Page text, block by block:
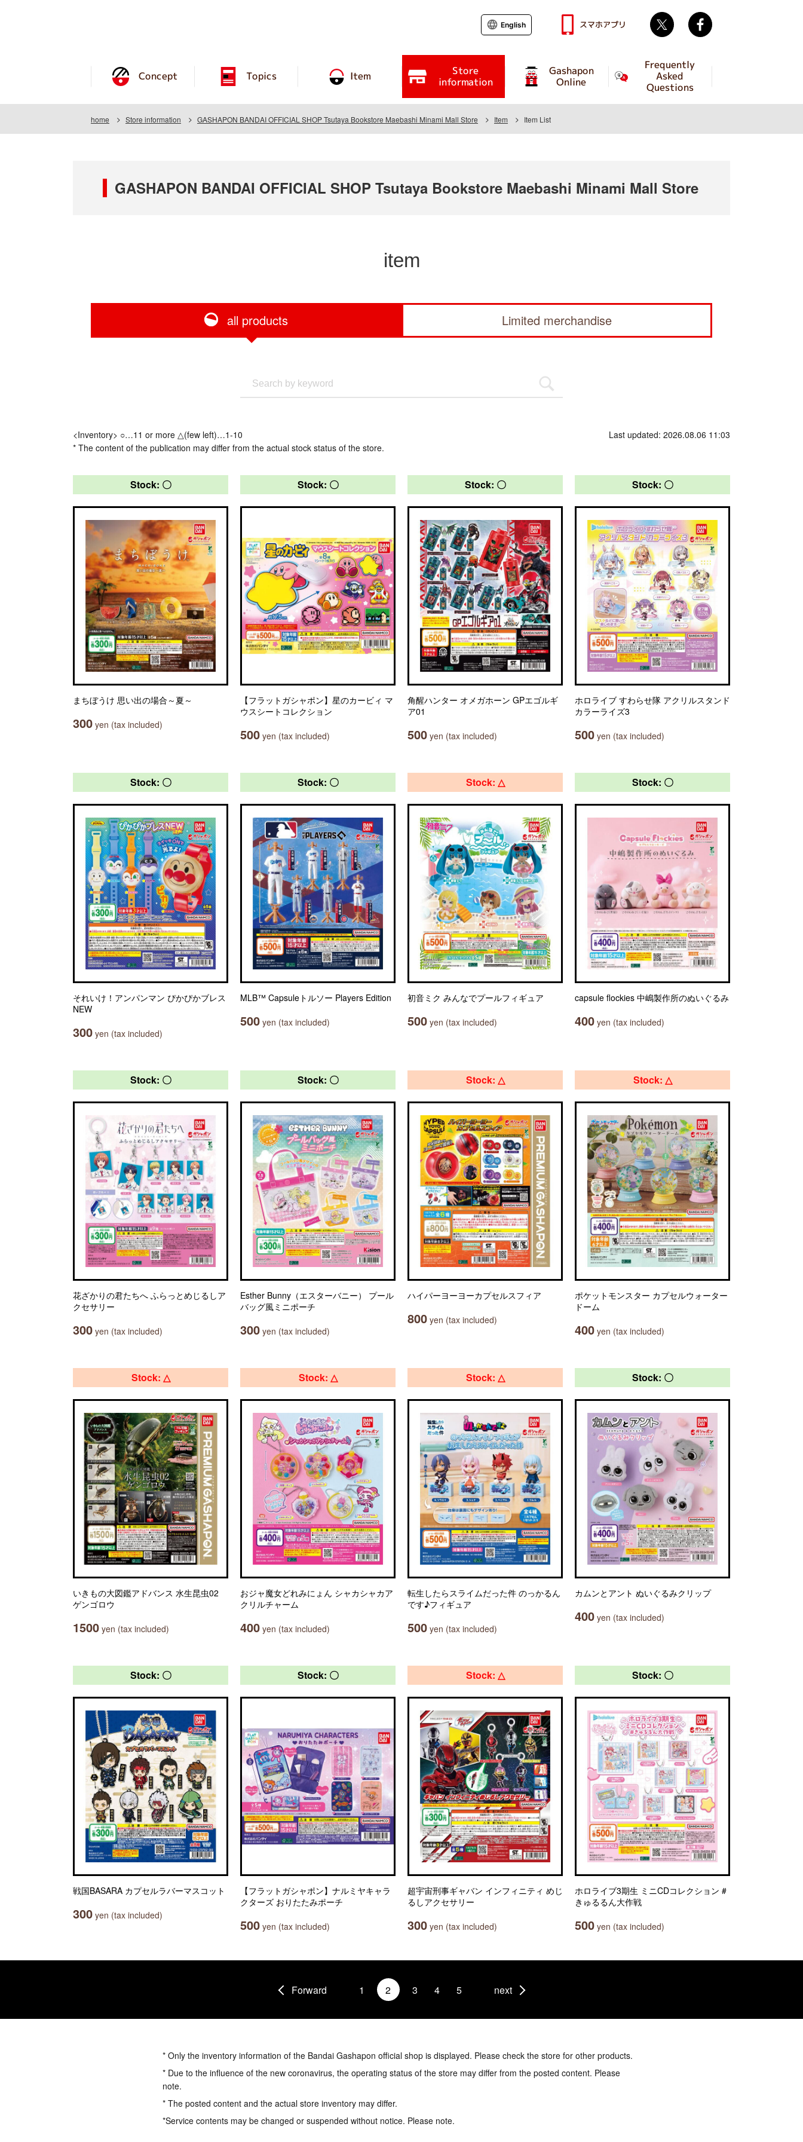
Concept Topics Item Store
information
Gashapon
Online
Frequently
Asked
Questions
English スマホアプリ Twitter
home Store information GASHAPON BANDAI OFFICIAL SHOP Tsutaya Bookstore Maebashi Minami Mall Store Item Item List
GASHAPON BANDAI OFFICIAL SHOP Tsutaya Bookstore Maebashi Minami Mall Store
item
all products Limited merchandise
<Inventory> ○…11 or more △(few left)…1-10
* The content of the publication may differ from the actual stock status of the store.
Last updated: 2026.08.06 11:03
Stock: 〇
まちぼうけ 思い出の場合～夏～
300 yen (tax included)
Stock: 〇
【フラットガシャポン】星のカービィ マ
ウスシートコレクション
500 yen (tax included)
Stock: 〇
角醒ハンター オメガホーン GPエゴルギ
ア01
500 yen (tax included)
Stock: 〇
ホロライブ すわらせ隊 アクリルスタンド
カラーライズ3
500 yen (tax included)
Stock: 〇
それいけ！アンパンマン ぴかぴかブレス
NEW
300 yen (tax included)
Stock: 〇
MLB™ Capsuleトルソー Players Edition
500 yen (tax included)
Stock: △
初音ミク みんなでプールフィギュア
500 yen (tax included)
Stock: 〇
capsule flockies 中嶋製作所のぬいぐるみ
400 yen (tax included)
Stock: 〇
花ざかりの君たちへ ふらっとめじるしア
クセサリー
300 yen (tax included)
Stock: 〇
Esther Bunny（エスターバニー） プール
バッグ風ミニポーチ
300 yen (tax included)
Stock: △
ハイパーヨーヨーカプセルスフィア
800 yen (tax included)
Stock: △
ポケットモンスター カプセルウォーター
ドーム
400 yen (tax included)
Stock: △
いきもの大図鑑アドバンス 水生昆虫02
ゲンゴロウ
1500 yen (tax included)
Stock: △
おジャ魔女どれみにょん シャカシャカア
クリルチャーム
400 yen (tax included)
Stock: △
転生したらスライムだった件 のっかるん
です♪フィギュア
500 yen (tax included)
Stock: 〇
カムンとアント ぬいぐるみクリップ
400 yen (tax included)
Stock: 〇
戦国BASARA カプセルラバーマスコット
300 yen (tax included)
Stock: 〇
【フラットガシャポン】ナルミヤキャラ
クターズ おりたたみポーチ
500 yen (tax included)
Stock: △
超宇宙刑事ギャバン インフィニティ めじ
るしアクセサリー
300 yen (tax included)
Stock: 〇
ホロライブ3期生 ミニCDコレクション #
きゅるるん大作戦
500 yen (tax included)
Forward 1 2 3 4 5 next
* Only the inventory information of the Bandai Gashapon official shop is displayed. Please check the store for other products.
* Due to the influence of the new coronavirus, the operating status of the store may differ from the posted content. Please
note.
* The posted content and the actual store inventory may differ.
*Service contents may be changed or suspended without notice. Please note.